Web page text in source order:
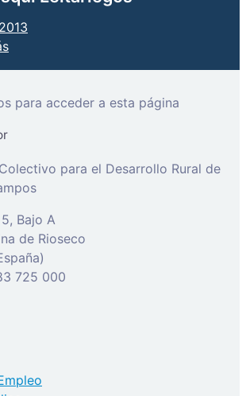
para acceder a esta página
para el Desarrollo Rural de
Bajo A
de Rioseco
725 000